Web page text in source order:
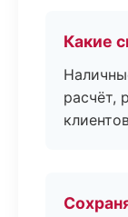
Какие
расчёт,